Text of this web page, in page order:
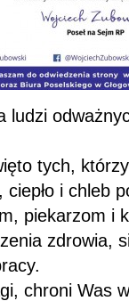
ludzi
tych,
i chleb
piekarzom i
zdrowia,
chroni Was